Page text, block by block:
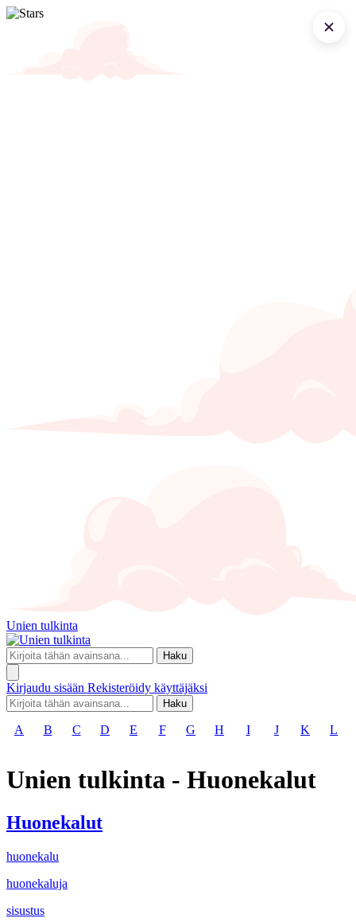
Unien tulkinta
Haku
Kirjaudu sisään Rekisteröidy käyttäjäksi
Haku
A B C D E F G H I J K L
Unien tulkinta - Huonekalut
Huonekalut
huonekalu
huonekaluja
sisustus